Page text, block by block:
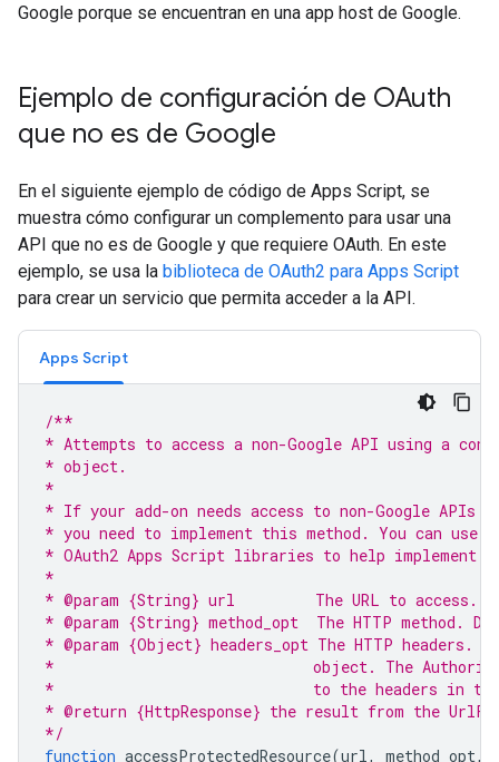
Google porque se encuentran en una app host de Google.
Ejemplo de configuración de OAuth
que no es de Google
En el siguiente ejemplo de código de Apps Script, se
muestra cómo configurar un complemento para usar una
API que no es de Google y que requiere OAuth. En este
ejemplo, se usa la biblioteca de OAuth2 para Apps Script
para crear un servicio que permita acceder a la API.
Apps Script
/**
* Attempts to access a non-Google API using a
* object.
*
* If your add-on needs access to non-Google APIs
* you need to implement this method. You can use
* OAuth2 Apps Script libraries to help implement
*
* @param {String} url         The URL to access.
* @param {String} method_opt  The HTTP method.
* @param {Object} headers_opt The HTTP headers.
*                             object. The
*                             to the headers in this
* @return {HttpResponse} the result from the
*/
function accessProtectedResource(url, method_opt,